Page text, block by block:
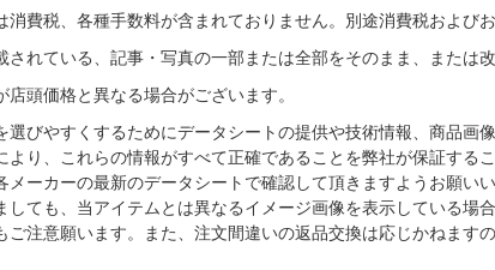
費税、各種手数料が含まれておりません。別途消費税および
れている、記事・写真の一部または全部をそのまま、または
頭価格と異なる場合がございます。
びやすくするためにデータシートの提供や技術情報、商品画像
より、これらの情報がすべて正確であることを弊社が保証するこ
メーカーの最新のデータシートで確認して頂きますようお願いい
しても、当アイテムとは異なるイメージ画像を表示している場合
ご注意願います。また、注文間違いの返品交換は応じかねます